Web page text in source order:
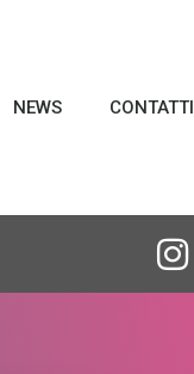
NEWS CONTATTI